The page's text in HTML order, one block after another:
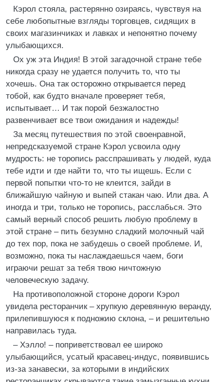
Кэрол стояла, растерянно озираясь, чувствуя на
себе любопытные взгляды торговцев, сидящих в
своих магазинчиках и лавках и непонятно почему
улыбающихся.
Ох уж эта Индия! В этой загадочной стране тебе
никогда сразу не удается получить то, что ты
хочешь. Она так осторожно открывается перед
тобой, как будто вначале проверяет тебя,
испытывает… И так порой безжалостно
развенчивает все твои ожидания и надежды!
За месяц путешествия по этой своенравной,
непредсказуемой стране Кэрол усвоила одну
мудрость: не торопись расспрашивать у людей, куда
тебе идти и где найти то, что ты ищешь. Если с
первой попытки что-то не клеится, зайди в
ближайшую чайную и выпей стакан чаю. Или два. А
иногда и три, только не торопись, расслабься. Это
самый верный способ решить любую проблему в
этой стране – пить безумно сладкий молочный чай
до тех пор, пока не забудешь о своей проблеме. И,
возможно, пока ты наслаждаешься чаем, боги
играючи решат за тебя твою ничтожную
человеческую задачу.
На противоположной стороне дороги Кэрол
увидела ресторанчик – хрупкую деревянную веранду,
прилепившуюся к подножию склона, – и решительно
направилась туда.
– Хэлло! – поприветствовал ее широко
улыбающийся, усатый красавец-индус, появившись
из-за занавески, за которыми в индийских